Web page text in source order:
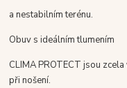
a nestabilním terénu.
Obuv s ideálním tlumením
CLIMA PROTECT jsou
při nošení.